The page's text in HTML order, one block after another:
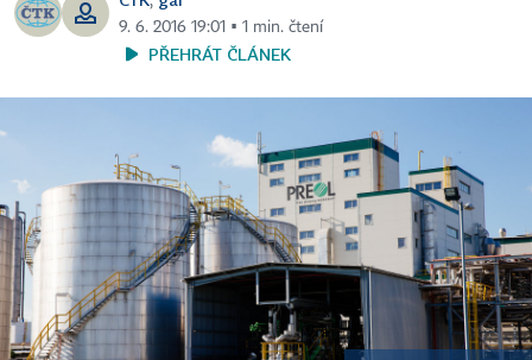
9. 6. 2016 19:01 ▪ 1 min. čtení
PŘEHRÁT ČLÁNEK